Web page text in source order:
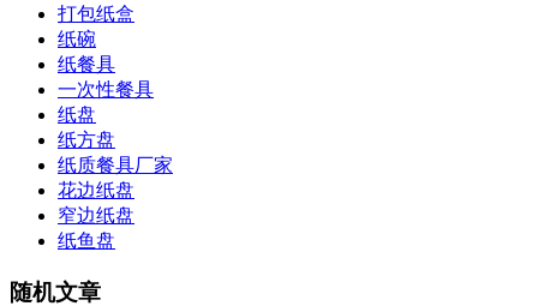
打包纸盒
纸碗
纸餐具
一次性餐具
纸盘
纸方盘
纸质餐具厂家
花边纸盘
窄边纸盘
纸鱼盘
随机文章